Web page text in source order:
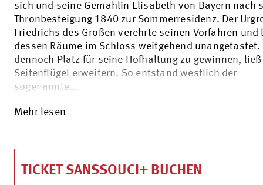
sich und seine Gemahlin Elisabeth von Bayern nach
Thronbesteigung 1840 zur Sommerresidenz. Der
Friedrichs des Großen verehrte seinen Vorfahren und
dessen Räume im Schloss weitgehend unangetastet.
dennoch Platz für seine Hofhaltung zu gewinnen,
Seitenflügel erweitern. So entstand westlich der
sogenannte...
Mehr lesen
TICKET SANSSOUCI+ BUCHEN